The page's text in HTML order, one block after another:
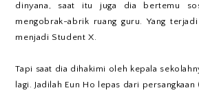
dinyana, saat itu juga dia bertemu
mengobrak-abrik ruang guru. Yang
menjadi Student X.
Tapi saat dia dihakimi oleh kepala
lagi. Jadilah Eun Ho lepas dari